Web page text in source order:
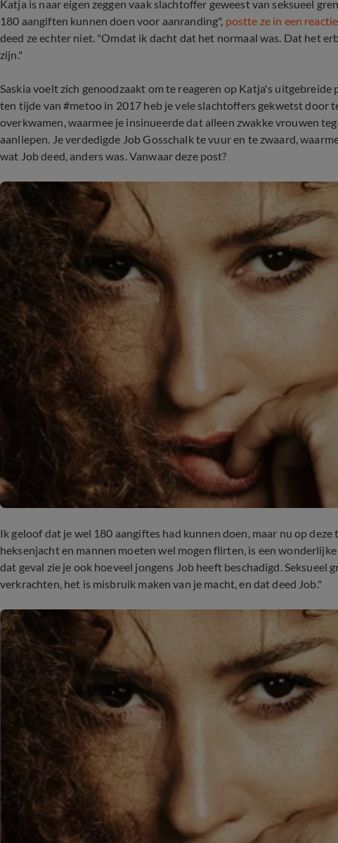
Katja is naar eigen zeggen vaak slachtoffer geweest van seksueel
180 aangiften kunnen doen voor aanranding", postte ze in een
deed ze echter niet. "Omdat ik dacht dat het normaal was. Dat het
zijn."
Saskia voelt zich genoodzaakt om te reageren op Katja's
ten tijde van #metoo in 2017 heb je vele slachtoffers gekwetst door
overkwamen, waarmee je insinueerde dat alleen zwakke vrouwen
aanliepen. Je verdedigde Job Gosschalk te vuur en te zwaard,
wat Job deed, anders was. Vanwaar deze post?
Ik geloof dat je wel 180 aangiftes had kunnen doen, maar nu op
heksenjacht en mannen moeten wel mogen flirten, is een
dat geval zie je ook hoeveel jongens Job heeft beschadigd. Seksueel
verkrachten, het is misbruik maken van je macht, en dat deed Job."